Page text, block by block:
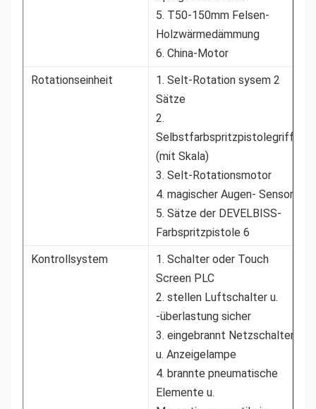
5. T50-150mm Felsen-
Holzwärmedämmung
6. China-Motor
Rotationseinheit
1. Selt-Rotation sysem 2
Sätze
2.
Selbstfarbspritzpistolegriff
(mit Skala)
3. Selt-Rotationsmotor
4. magischer Augen- Sensor
5. Sätze der DEVELBISS-
Farbspritzpistole 6
Kontrollsystem
1. Schalter oder Touch
Screen PLC
2. stellen Luftschalter u.
-überlastung sicher
3. eingebrannt Netzschalter
u. Anzeigelampe
4. brannte pneumatische
Elemente u.